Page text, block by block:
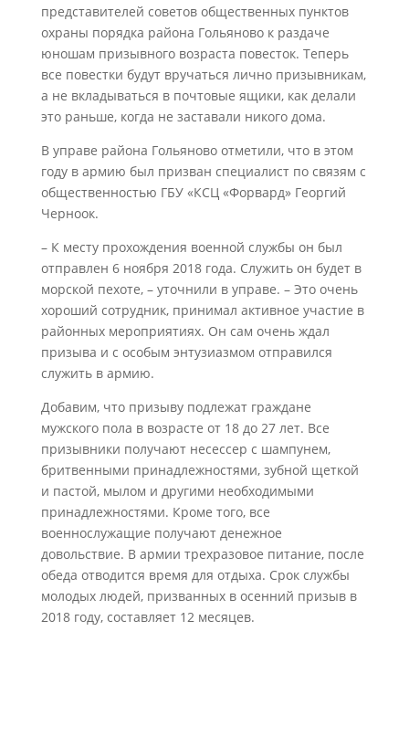
представителей советов общественных пунктов
охраны порядка района Гольяново к раздаче
юношам призывного возраста повесток. Теперь
все повестки будут вручаться лично призывникам,
а не вкладываться в почтовые ящики, как делали
это раньше, когда не заставали никого дома.
В управе района Гольяново отметили, что в этом
году в армию был призван специалист по связям с
общественностью ГБУ «КСЦ «Форвард» Георгий
Черноок.
– К месту прохождения военной службы он был
отправлен 6 ноября 2018 года. Служить он будет в
морской пехоте, – уточнили в управе. – Это очень
хороший сотрудник, принимал активное участие в
районных мероприятиях. Он сам очень ждал
призыва и с особым энтузиазмом отправился
служить в армию.
Добавим, что призыву подлежат граждане
мужского пола в возрасте от 18 до 27 лет. Все
призывники получают несессер с шампунем,
бритвенными принадлежностями, зубной щеткой
и пастой, мылом и другими необходимыми
принадлежностями. Кроме того, все
военнослужащие получают денежное
довольствие. В армии трехразовое питание, после
обеда отводится время для отдыха. Срок службы
молодых людей, призванных в осенний призыв в
2018 году, составляет 12 месяцев.